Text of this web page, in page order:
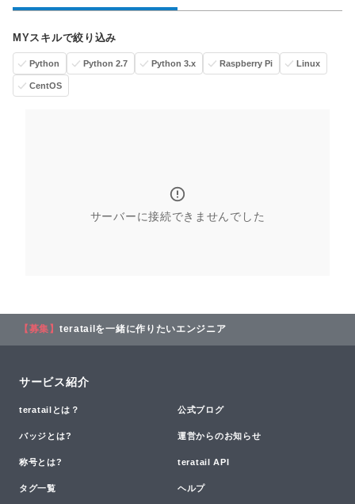
MYスキルで絞り込み
Python Python 2.7 Python 3.x Raspberry Pi Linux
CentOS
サーバーに接続できませんでした
【募集】 teratailを一緒に作りたいエンジニア
サービス紹介
teratailとは？ 公式ブログ
バッジとは? 運営からのお知らせ
称号とは? teratail API
タグ一覧 ヘルプ